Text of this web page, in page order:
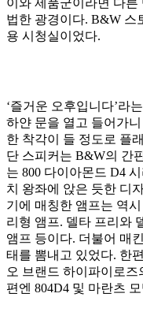
이와 제품군이라면 다
법한 광경이다. B&W 스
용 시청실이었다.
‘즐거운 오후입니다’라
하얀 문을 열고 들어가
한 착각이 들 정도로 플
단 스피커는 B&W의 간
는 800 다이아몬드 D4
치 왕좌에 앉은 듯한 디
기에 매칭한 앰프는 역
리형 앰프. 델타 프리와
앰프 등이다. 더불어 매
태를 뽐내고 있었다. 한
오 브랜드 하이파이로즈
편엔 804D4 및 마란츠